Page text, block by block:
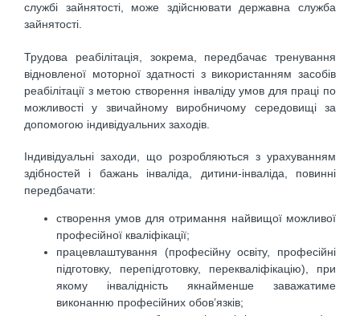
службі зайнятості, може здійснювати державна служба
зайнятості.
Трудова реабілітація, зокрема, передбачає тренування
відновленої моторної здатності з використанням засобів
реабілітації з метою створення інваліду умов для праці по
можливості у звичайному виробничому середовищі за
допомогою індивідуальних заходів.
Індивідуальні заходи, що розробляються з урахуванням
здібностей і бажань інваліда, дитини-інваліда, повинні
передбачати:
створення умов для отримання найвищої можливої
професійної кваліфікації;
працевлаштування (професійну освіту, професійні
підготовку, перепідготовку, перекваліфікацію), при
якому інвалідність якнайменше заважатиме
виконанню професійних обов’язків;